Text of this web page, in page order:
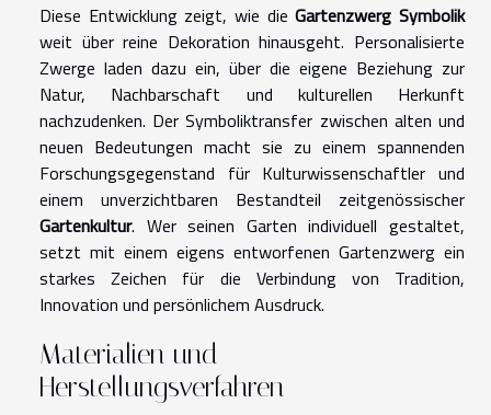
Diese Entwicklung zeigt, wie dieGartenzwerg Symbolik
weit über reine Dekoration hinausgeht. Personalisierte
Zwerge laden dazu ein, über die eigene Beziehung zur
Natur, Nachbarschaft und kulturellen Herkunft
nachzudenken. Der Symboliktransfer zwischen alten und
neuen Bedeutungen macht sie zu einem spannenden
Forschungsgegenstand für Kulturwissenschaftler und
einem unverzichtbaren Bestandteil zeitgenössischer
Gartenkultur. Wer seinen Garten individuell gestaltet,
setzt mit einem eigens entworfenen Gartenzwerg ein
starkes Zeichen für die Verbindung von Tradition,
Innovation und persönlichem Ausdruck.
Materialien und
Herstellungsverfahren